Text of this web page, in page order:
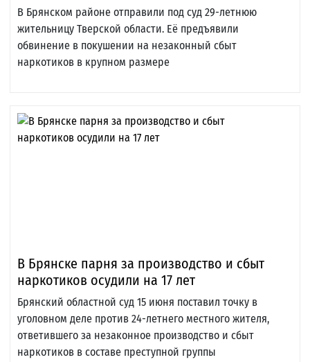
В Брянском районе отправили под суд 29-летнюю
жительницу Тверской области. Её предъявили
обвинение в покушении на незаконный сбыт
наркотиков в крупном размере
В Брянске парня за производство и сбыт
наркотиков осудили на 17 лет
Брянский областной суд 15 июня поставил точку в
уголовном деле против 24-летнего местного жителя,
ответившего за незаконное производство и сбыт
наркотиков в составе преступной группы